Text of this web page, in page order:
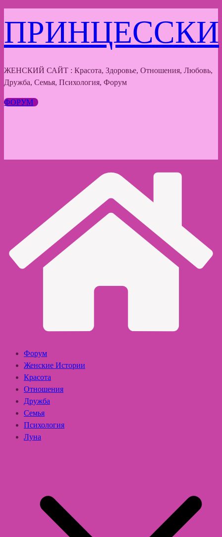
к
содержимому
ПРИНЦЕССКИ
ЖЕНСКИЙ САЙТ : Красота, Здоровье, Отношения, Любовь,
Дружба, Семья, Психология, Форум
ФОРУМ
Форум
Женские Истории
Красота
Отношения
Дружба
Семья
Психология
Луна